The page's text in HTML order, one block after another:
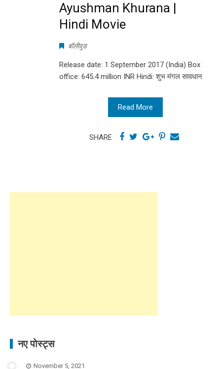
Ayushman Khurana |
Hindi Movie
बॉलीवुड
Release date: 1 September 2017 (India) Box
office: 645.4 million INR Hindi: शुभ मंगल सावधान
Read More
SHARE
नए पोस्ट्स
November 5, 2021